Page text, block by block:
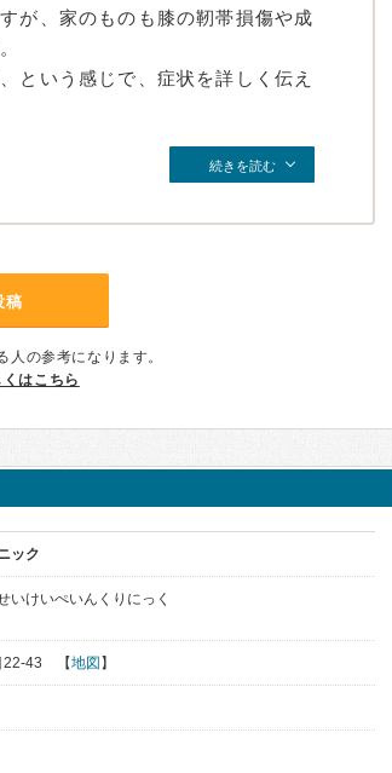
が、家のものも膝の靭帯損傷や成
という感じで、症状を詳しく伝え
続きを読む
稿
の参考になります。
はこちら
ック
いけいぺいんくりにっく
22-43 【地図 】